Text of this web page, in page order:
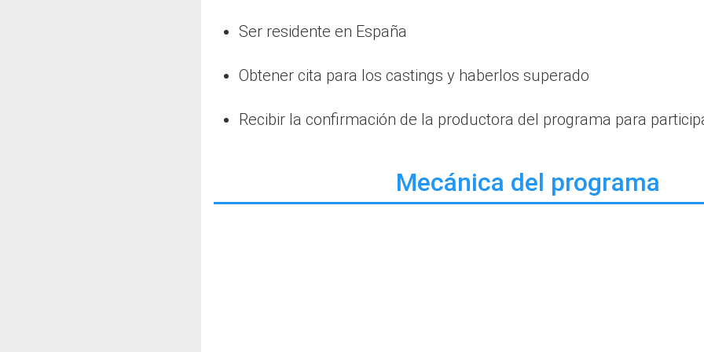
Ser residente en España
Obtener cita para los castings y haberlos superado
Recibir la confirmación de la productora del programa para
Mecánica del programa